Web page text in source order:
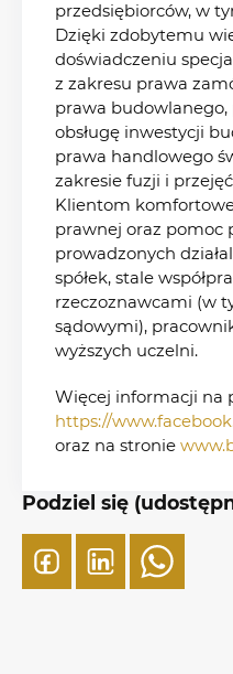
przedsiębiorców, w
Dzięki zdobytemu
doświadczeniu
z zakresu prawa
prawa
obsługę inwestycji
prawa handlowego
zakresie fuzji i
Klientom
prawnej oraz pomoc
prowadzonych
spółek, stale
rzeczoznawcami (w
sądowymi),
wyższych uczelni.
Więcej informacji na
https://
oraz na stronie
Podziel się